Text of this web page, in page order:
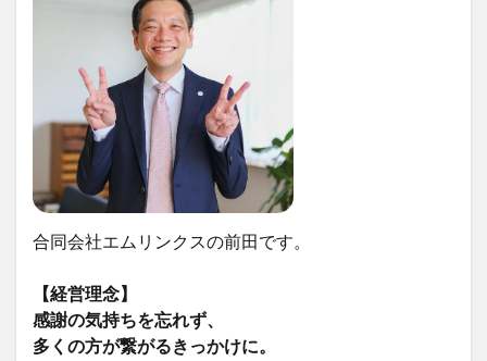
合同会社エムリンクスの前田です。
【経営理念】
感謝の気持ちを忘れず、
多くの方が繋がるきっかけに。